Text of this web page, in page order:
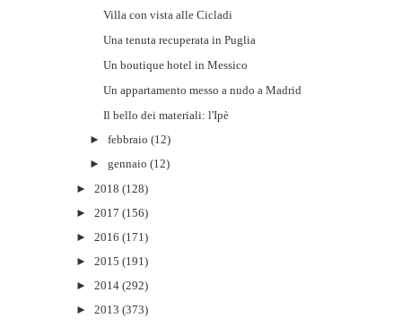
Villa con vista alle Cicladi
Una tenuta recuperata in Puglia
Un boutique hotel in Messico
Un appartamento messo a nudo a Madrid
Il bello dei materiali: l'Ipè
►febbraio (12)
►gennaio (12)
► 2018 (128)
► 2017 (156)
► 2016 (171)
► 2015 (191)
► 2014 (292)
► 2013 (373)